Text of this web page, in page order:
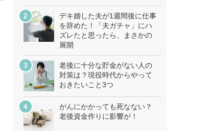
デキ婚した夫が1週間後に仕事
を辞めた！「夫ガチャ」にハ
ズレたと思ったら、まさかの
展開
老後に十分な貯金がない人の
対策は？現役時代からやって
おきたいこと3つ
がんにかかっても死なない？
老後資金作りに影響が！